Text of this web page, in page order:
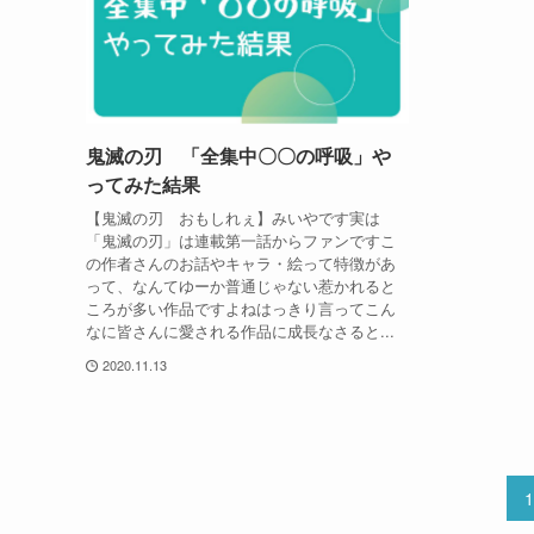
鬼滅の刃 「全集中〇〇の呼吸」や
ってみた結果
【鬼滅の刃 おもしれぇ】みいやです実は
「鬼滅の刃」は連載第一話からファンですこ
の作者さんのお話やキャラ・絵って特徴があ
って、なんてゆーか普通じゃない惹かれると
ころが多い作品ですよねはっきり言ってこん
なに皆さんに愛される作品に成長なさると...
2020.11.13
1